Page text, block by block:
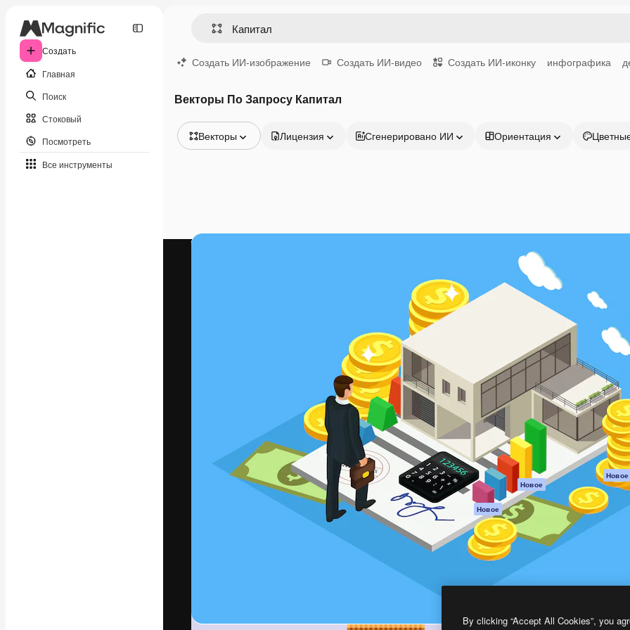
Создать
Главная
Поиск
Стоковый
Посмотреть
Все инструменты
Создать ИИ-изображение Создать ИИ-видео Создать ИИ-иконку инфографика
Векторы По Запросу Капитал
Векторы
Видео
Лицензия Сгенерировано ИИ Ориентация
Креативная платформа для создания
ваших лучших работ. Более 1 миллиона
подписчиков среди креаторов,
предприятий, агентств и студий.
Продукция
Генератор
изображений ИИ
Генератор видео
ИИ
Генератор голоса
на основе ИИ
Стоковый контент
MCP для
Claude/ChatGPT
Новое
Агенты Новое
Мобильное
приложение
Все инструменты
Magnific
Начать
Academy
Документация
Пакету ИИ
Служба
поддержки
Условия и
положения
Политика
Оригиналы Новое
Политика
cookie
Центр доверия
Партнеры
By clicking “Accept All Cookies”, you